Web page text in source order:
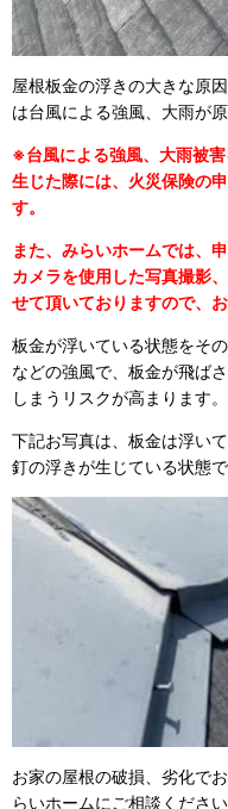
屋根板金の浮きの大きな原
は台風による強風、大雨が
※台風による強風、大雨被
生じた際には、火災保険の
す。
また、みらいホームでは、
カメラを使用した写真撮影
せて頂いておりますので、
板金が浮いている状態をそ
などの強風で、板金が飛ば
しまうリスクが高まります。
下記お写真は、板金は浮い
釘の浮きが生じている状態で
お家の屋根の破損、劣化で
らいホームにご相談くださ